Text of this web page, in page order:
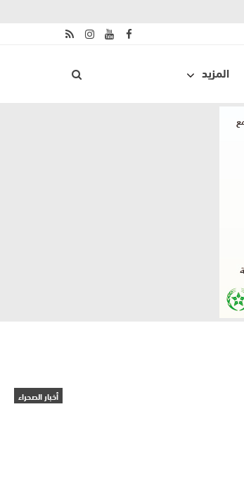
المزيد
أخبار الصحراء